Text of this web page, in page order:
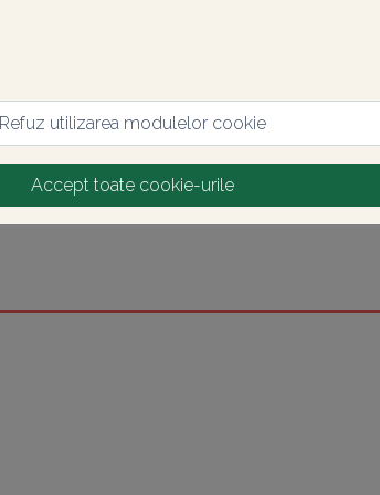
Refuz utilizarea modulelor cookie
Accept toate cookie-urile